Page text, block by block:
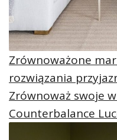
Zrównoważone
rozwiązania
Zrównoważ swoje
Counterbalance